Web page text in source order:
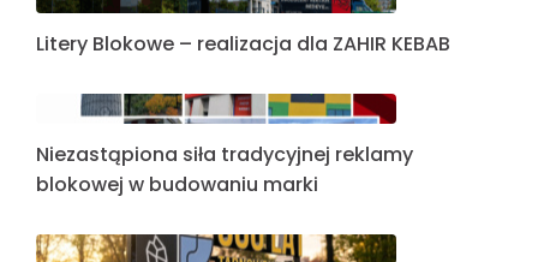
Litery Blokowe – realizacja dla ZAHIR KEBAB
Niezastąpiona siła tradycyjnej reklamy
blokowej w budowaniu marki